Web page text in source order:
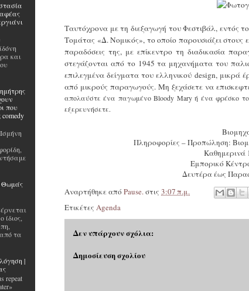
Ταυτόχρονα με τη διεξαγωγή του Φεστιβάλ, εντός
Τομάτας «Δ. Νομικός», το οποίο παρουσιάζει στους
παραδόσεις της, με επίκεντρο τη διαδικασία
στεγάζονται από το 1945 τα μηχανήματα του
επιλεγμένα δείγματα του ελληνικού design, μικρά
από μικρούς παραγωγούς. Μη ξεχάσετε να
απολαύστε ένα παγωμένο Bloody Mary ή ένα φρέσκο
εξερευνήσετε.
Πληροφορίες – Προπώληση:
Καθημερινά
Εμπορικό
Δευτέρα έως
Αναρτήθηκε από Pause.στις 3:07 π.μ.
Ετικέτες Agenda
Δεν υπάρχουν σχόλια:
Δημοσίευση σχολίου
και
που
comedy
Θωμάς
τα
|
repeat